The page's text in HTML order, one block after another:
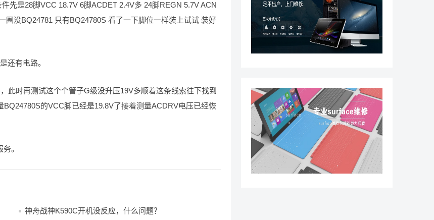
先是28脚VCC 18.7V 6脚ACDET 2.4V多 24脚REGN 5.7V ACN
没BQ24781 只有BQ24780S 看了一下脚位一样装上试试 装好
还有电路。
此时再测试这个个管子G级没升压19V多顺着这条线索往下找到
的VCC脚已经是19.8V了接着测量ACDRV电压已经恢
。
神舟战神K590C开机没反应，什么问题？